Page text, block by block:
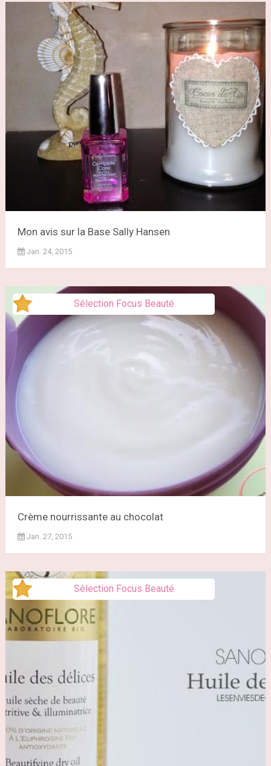
Mon avis sur la Base Sally Hansen
Jan. 24, 2015
Sélection Focus Beauté
Crème nourrissante au chocolat
Jan. 27, 2015
Sélection Focus Beauté